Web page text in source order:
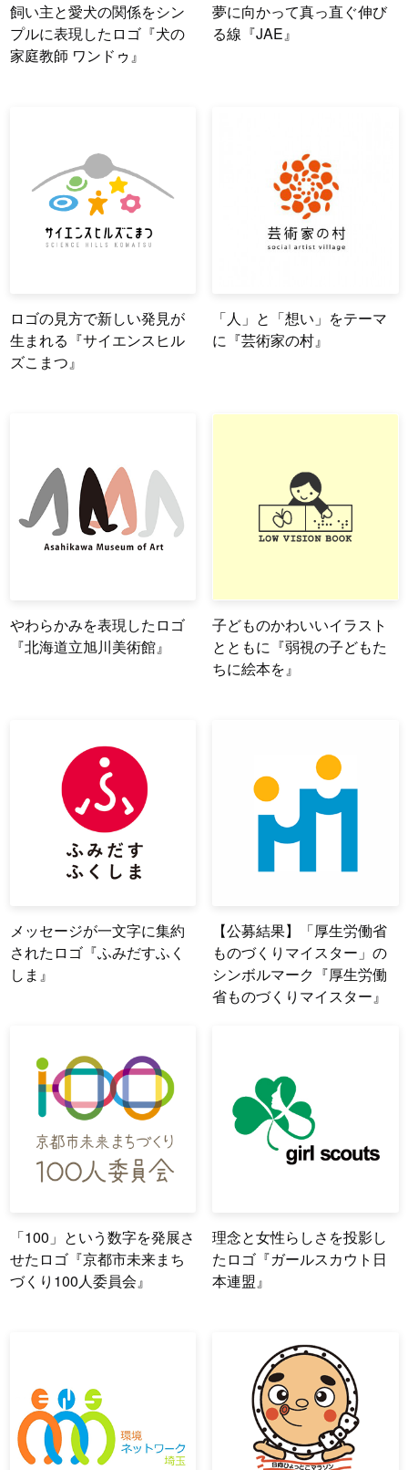
飼い主と愛犬の関係をシン
プルに表現したロゴ『犬の
家庭教師 ワンドゥ』
夢に向かって真っ直ぐ伸び
る線『JAE』
ロゴの見方で新しい発見が
生まれる『サイエンスヒル
ズこまつ』
「人」と「想い」をテーマ
に『芸術家の村』
やわらかみを表現したロゴ
『北海道立旭川美術館』
子どものかわいいイラスト
とともに『弱視の子どもた
ちに絵本を』
メッセージが一文字に集約
されたロゴ『ふみだすふく
しま』
【公募結果】「厚生労働省
ものづくりマイスター」の
シンボルマーク『厚生労働
省ものづくりマイスター』
「100」という数字を発展さ
せたロゴ『京都市未来まち
づくり100人委員会』
理念と女性らしさを投影し
たロゴ『ガールスカウト日
本連盟』